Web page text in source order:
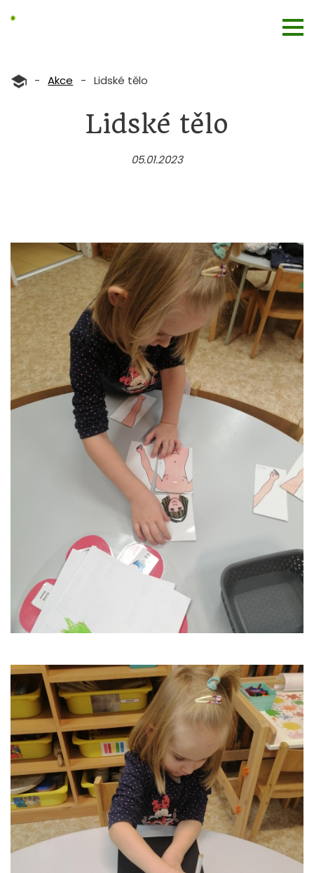
- Akce - Lidské tělo
Lidské tělo
05.01.2023